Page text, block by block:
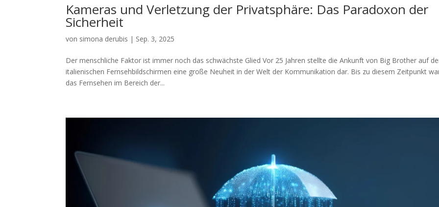
Kameras und Verletzung der Privatsphäre: Das Paradoxon der
Sicherheit
von simona derubis | Sep. 3, 2025
Der menschliche Faktor ist immer noch das schwächste Glied Vor 25 Jahren stellte die Ankunft von Big Brother auf
italienischen Fernsehbildschirmen eine große Neuheit in der Welt der Kommunikation dar. Bis zu diesem Zeitpunkt
das Fernsehen im Bereich der...